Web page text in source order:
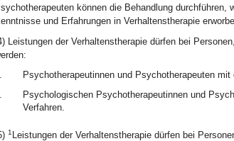
können die Behandlung
und Erfahrungen in Verhaltenstherapie
Leistungen der Verhaltenstherapie dürfen bei
Psychotherapeutinnen und Psychotherapeuten
Psychologischen Psychotherapeutinnen und
Verfahren.
1 Leistungen der Verhaltenstherapie dürfen bei